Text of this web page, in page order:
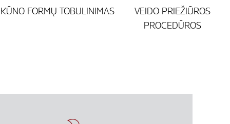
KŪNO FORMŲ TOBULINIMAS
VEIDO PRIEŽIŪROS
PROCEDŪROS